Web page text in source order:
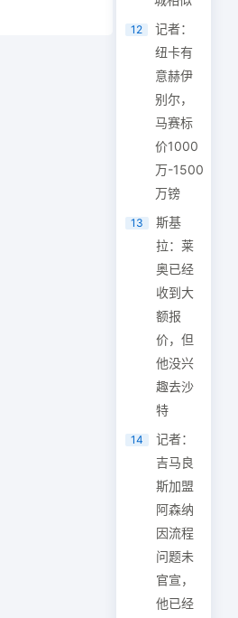
12
记者：
纽卡有
意赫伊
别尔，
马赛标
价1000
万-1500
万镑
13
斯基
拉：莱
奥已经
收到大
额报
价，但
他没兴
趣去沙
特
14
记者：
吉马良
斯加盟
阿森纳
因流程
问题未
官宣，
他已经